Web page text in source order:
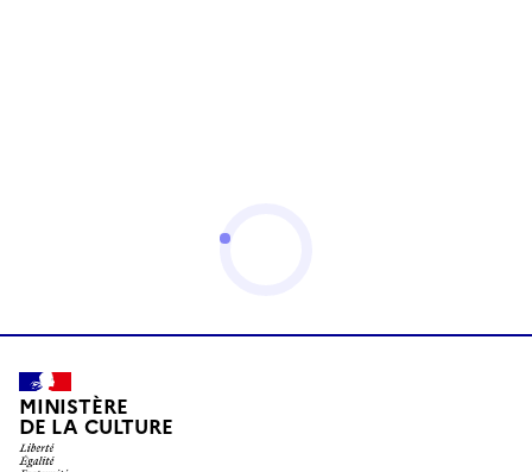
MINISTÈRE
DE LA CULTURE